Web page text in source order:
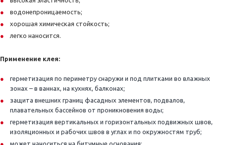
водонепроницаемость;
хорошая химическая стойкость;
легко наносится.
Применение клея:
герметизация по периметру снаружи и под плитками во влажных
зонах – в ваннах, на кухнях, балконах;
защита внешних границ фасадных элементов, подвалов,
плавательных бассейнов от проникновения воды;
герметизация вертикальных и горизонтальных подвижных швов,
изоляционных и рабочих швов в углах и по окружностям труб;
может наноситься на битумные основания;